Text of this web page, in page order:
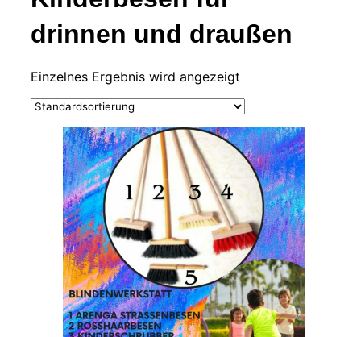
drinnen und draußen
Einzelnes Ergebnis wird angezeigt